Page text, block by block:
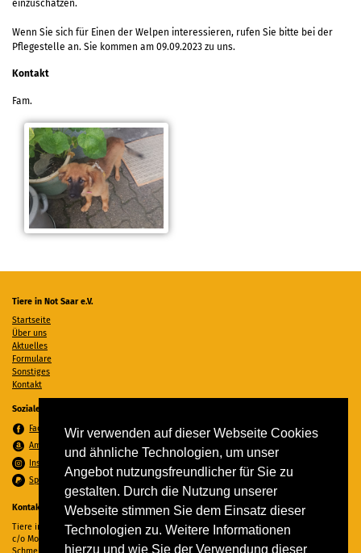
Wir verwenden auf dieser Webseite Cookies
und ähnliche Technologien, um unser
Angebot nutzungsfreundlicher für Sie zu
gestalten. Durch die Nutzung unserer
Webseite stimmen Sie dem Einsatz dieser
Technologien zu. Weitere Informationen
hierzu und wie Sie der Verwendung dieser
einzuschätzen.
Wenn Sie sich für Einen der Welpen interessieren, rufen Sie bitte bei der
Pflegestelle an. Sie kommen am 09.09.2023 zu uns.
Kontakt
Fam.
Tiere in Not Saar e.V.
Startseite
Über uns
Aktuelles
Formulare
Sonstiges
Kontakt
Soziale Medien
Facebook
Amazon Wunschzettel
Instagram
Spenden per PayPal
Kontakt
Tiere in Not Saar e.V.
c/o Monika Ewen
Schmelzer Straße 22